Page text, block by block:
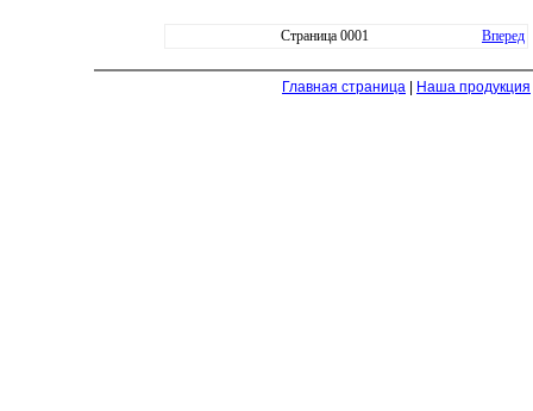
Страница 0001 Вперед
Главная страница | Наша продукция